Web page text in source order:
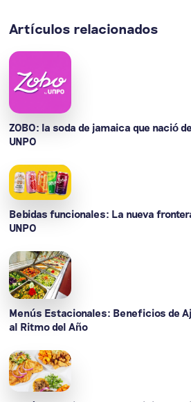
Artículos relacionados
ZOBO: la soda de jamaica que nació
UNPO
Bebidas funcionales: La nueva
UNPO
Menús Estacionales: Beneficios de
al Ritmo del Año